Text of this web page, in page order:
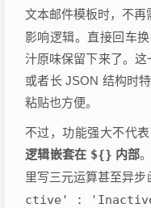
文本邮件模板时，不再
影响逻辑。直接回车
汁原味保留下来了。
或者长 JSON 结构时
粘贴也方便。
不过，功能强大不代表
逻辑嵌套在 ${} 内部
里写三元运算甚至异步
ctive' :